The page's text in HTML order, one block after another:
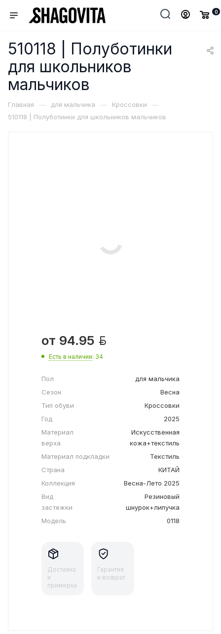
0
510118 | Полуботинки
для школьников
мальчиков
Главная — для мальчика — Кроссовки —
510118 | Полуботинки для школьников мальчиков
от 94.95 
Есть в наличии: 34
Пол
для мальчика
Сезон
Весна
Тип обуви
Кроссовки
Год
2025
Материал
верха
Искусственная
кожа+текстиль
Материал подкладки
Текстиль
Страна
КИТАЙ
Коллекция
Весна-Лето 2025
Вид
застежки
Резиновый
шнурок+липучка
Модель
0118
Доставка
и
примерка
Гарантия
и возврат